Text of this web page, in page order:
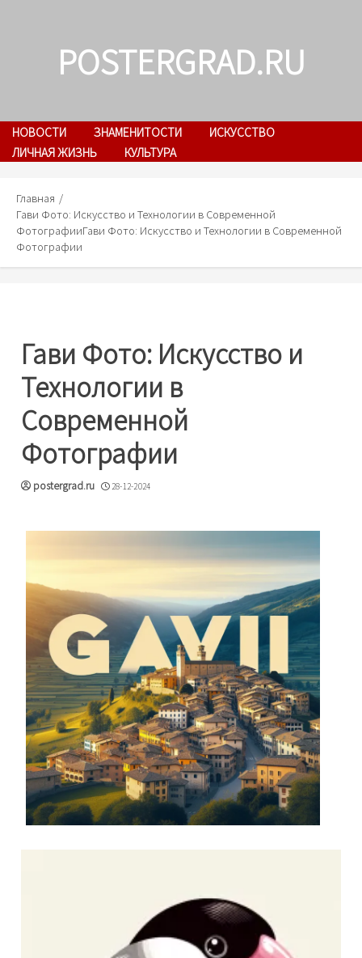
POSTERGRAD.RU
НОВОСТИ ЗНАМЕНИТОСТИ
ИСКУССТВО
ЛИЧНАЯ ЖИЗНЬ
КУЛЬТУРА
Главная
Гави Фото: Искусство и Технологии в Современной
ФотографииГави Фото: Искусство и Технологии в Современной
Фотографии
Гави Фото: Искусство и
Технологии в
Современной
Фотографии
postergrad.ru 28-12-2024